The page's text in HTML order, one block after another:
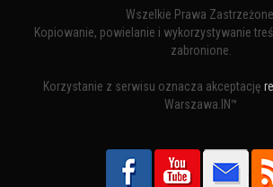
Wszelkie Prawa Zastrzeżone.
Kopiowanie, powielanie i wykorzystywanie
zabronione.
Korzystanie z serwisu oznacza akceptację
Warszawa.IN™